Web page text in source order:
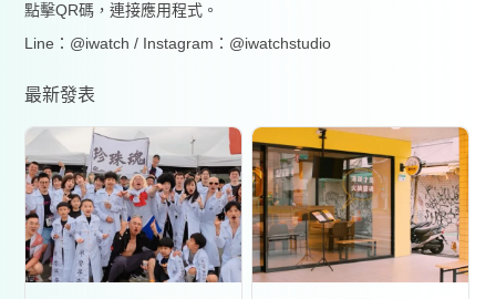
點擊QR碼，連接應用程式。
Line：@iwatch / Instagram：@iwatchstudio
最新發表